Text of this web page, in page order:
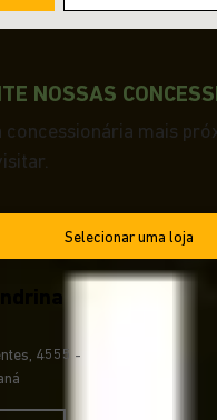
NOSSAS
concessionária mais
Selecionar uma loja
4555 -